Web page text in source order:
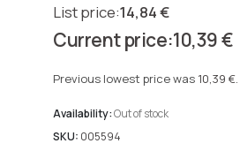
14,84€
Original
price
14,84 €.
10,39€
price
10,39 €.
Previous lowest price was 10,39 €.
Availability:Out of stock
SKU: 005594